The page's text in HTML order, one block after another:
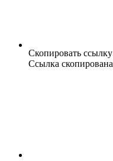
Скопировать ссылку
Ссылка скопирована